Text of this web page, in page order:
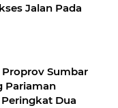
Jalan Pada
Sumbar
Pariaman
Dua